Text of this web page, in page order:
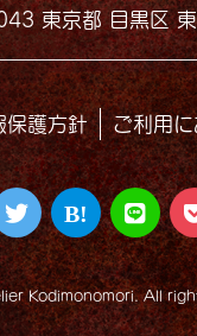
東京都 目黒区
保護方針 ご利用
Kodimonomori. All